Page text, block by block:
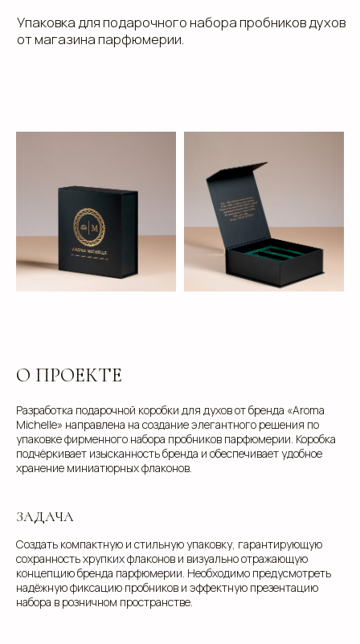
О ПРОЕКТЕ
Разработка подарочной коробки для духов от бренда «Aroma
Michelle» направлена на создание элегантного решения по
упаковке фирменного набора пробников парфюмерии. Коробка
подчёркивает изысканность бренда и обеспечивает удобное
хранение миниатюрных флаконов.
ЗАДАЧА
Создать компактную и стильную упаковку, гарантирующую
сохранность хрупких флаконов и визуально отражающую
концепцию бренда парфюмерии. Необходимо предусмотреть
надёжную фиксацию пробников и эффектную презентацию
набора в розничном пространстве.